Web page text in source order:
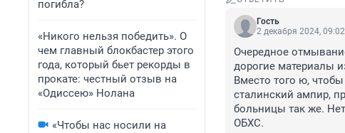
погибла?
«Никого нельзя победить». О
чем главный блокбастер этого
года, который бьет рекорды в
прокате: честный отзыв на
«Одиссею» Нолана
«Чтобы нас носили на
Гость
2 декабря 2024, 09:02
Очередное
дорогие материалы
Вместо того ю,
сталинский ампир,
больницы так же.
ОБХС.